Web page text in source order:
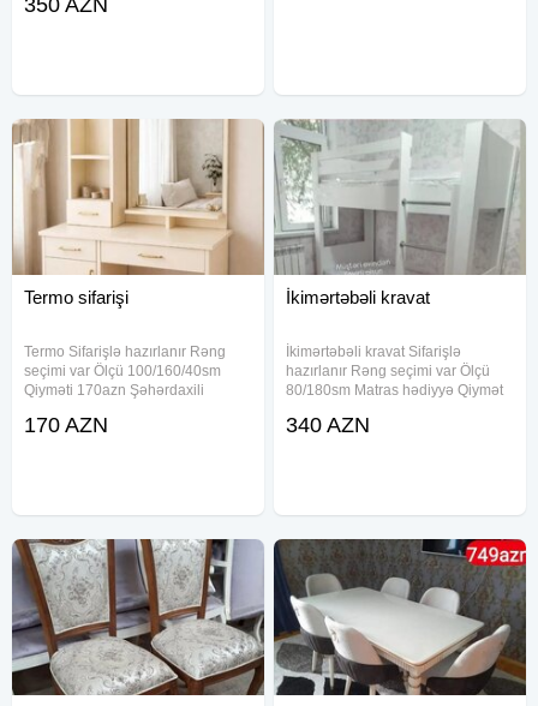
350 AZN
Termo sifarişi
Termo Sifarişlə hazırlanır Rəng
seçimi var Ölçü 100/160/40sm
Qiyməti 170azn Şəhərdaxili
170 AZN
İkimərtəbəli kravat
İkimərtəbəli kravat Sifarişlə
hazırlanır Rəng seçimi var Ölçü
80/180sm Matras hədiyyə Qiymət
pulsuzdur
340 AZN